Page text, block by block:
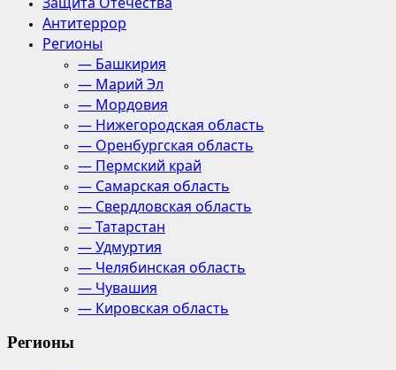
Антитеррор
Регионы
— Башкирия
— Марий Эл
— Мордовия
— Нижегородская область
— Оренбургская область
— Пермский край
— Самарская область
— Свердловская область
— Татарстан
— Удмуртия
— Челябинская область
— Чувашия
— Кировская область
Регионы